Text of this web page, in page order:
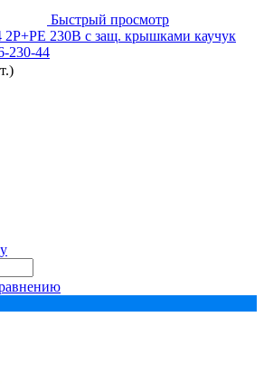
Быстрый просмотр
230В с защ. крышками каучук
230-44